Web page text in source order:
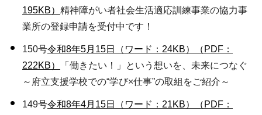
195KB） 精神障がい者社会生活適応訓練事業の協力事
業所の登録申請を受付中です！
150号令和8年5月15日（ワード：24KB）
（PDF：
222KB）
「働きたい！」という想いを、未来につなぐ
～府立支援学校での“学び×仕事”の取組をご紹介～
149号令和8年4月15日（ワード：21KB）
（PDF：